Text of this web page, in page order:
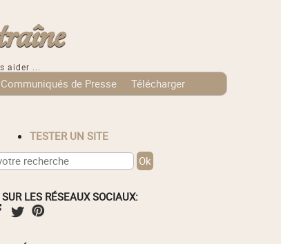
aider ...
Communiqués de Presse
Télécharger
TESTER UN SITE
SUR LES RÉSEAUX SOCIAUX: